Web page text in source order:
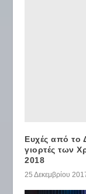
Ευχές από το
γιορτές των
2018
25 Δεκεμβρίου